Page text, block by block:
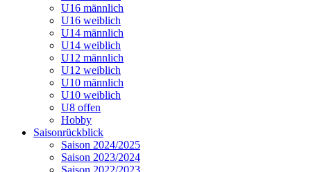
U16 männlich
U16 weiblich
U14 männlich
U14 weiblich
U12 männlich
U12 weiblich
U10 männlich
U10 weiblich
U8 offen
Hobby
Saisonrückblick
Saison 2024/2025
Saison 2023/2024
Saison 2022/2023